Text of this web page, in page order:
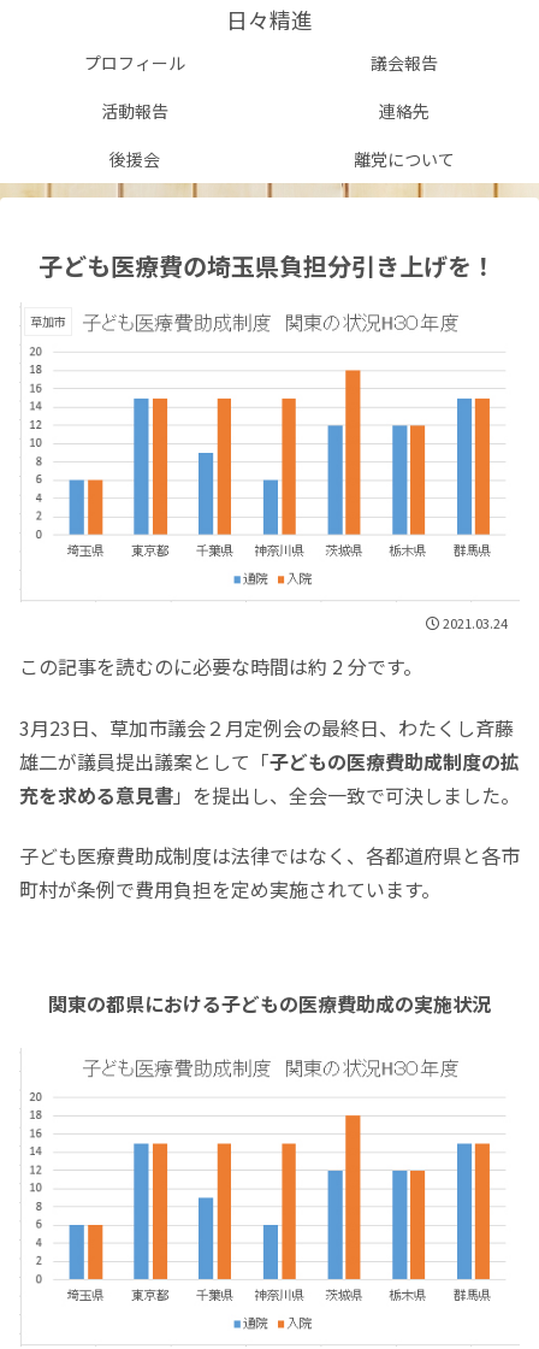
日々精進
プロフィール
議会報告
活動報告
連絡先
後援会
離党について
子ども医療費の埼玉県負担分引き上げを！
草加市
2021.03.24
この記事を読むのに必要な時間は約 2 分です。
3月23日、草加市議会２月定例会の最終日、わたくし斉藤
雄二が議員提出議案として「子どもの医療費助成制度の拡
充を求める意見書」を提出し、全会一致で可決しました。
子ども医療費助成制度は法律ではなく、各都道府県と各市
町村が条例で費用負担を定め実施されています。
関東の都県における子どもの医療費助成の実施状況